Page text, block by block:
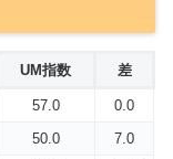
UM指数 差
57.0
0.0
50.0
7.0